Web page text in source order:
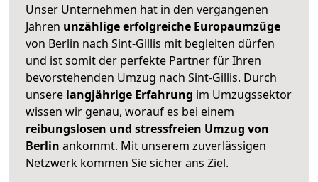
Unser Unternehmen hat in den vergangenen
Jahren unzählige erfolgreiche Europaumzüge
von Berlin nach Sint-Gillis mit begleiten dürfen
und ist somit der perfekte Partner für Ihren
bevorstehenden Umzug nach Sint-Gillis. Durch
unsere langjährige Erfahrung im Umzugssektor
wissen wir genau, worauf es bei einem
reibungslosen und stressfreien Umzug von
Berlin ankommt. Mit unserem zuverlässigen
Netzwerk kommen Sie sicher ans Ziel.